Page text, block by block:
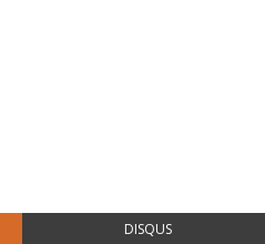
DISQUS